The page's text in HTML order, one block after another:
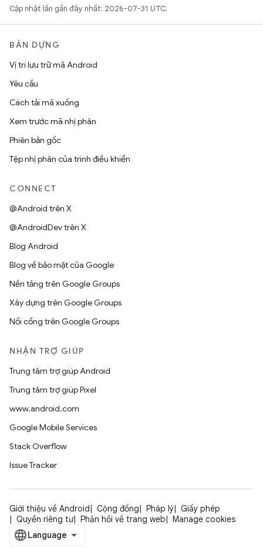
Cập nhật lần gần đây nhất: 2026-07-31 UTC.
BẢN DỰNG
Vị trí lưu trữ mã Android
Yêu cầu
Cách tải mã xuống
Xem trước mã nhị phân
Phiên bản gốc
Tệp nhị phân của trình điều khiển
CONNECT
@Android trên X
@AndroidDev trên X
Blog Android
Blog về bảo mật của Google
Nền tảng trên Google Groups
Xây dựng trên Google Groups
Nối cổng trên Google Groups
NHẬN TRỢ GIÚP
Trung tâm trợ giúp Android
Trung tâm trợ giúp Pixel
www.android.com
Google Mobile Services
Stack Overflow
Issue Tracker
Giới thiệu về Android Cộng đồng Pháp lý
Giấy phép
Quyền riêng tư
Phản hồi về trang web Manage cookies